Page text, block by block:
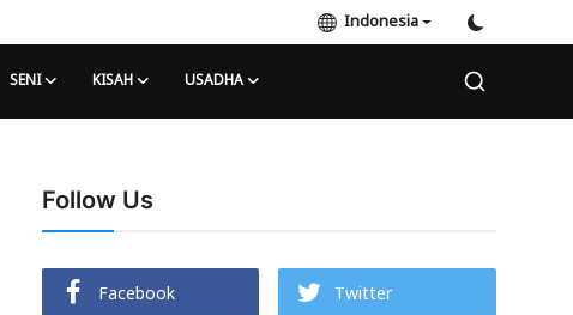
Indonesia
SENI KISAH USADHA
Follow Us
Facebook
Twitter